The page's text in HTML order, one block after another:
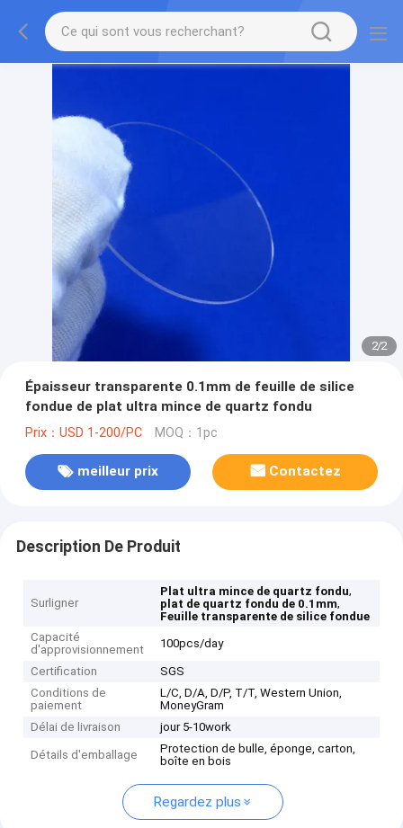
2/2
Épaisseur transparente 0.1mm de feuille de silice
fondue de plat ultra mince de quartz fondu
Prix：USD 1-200/PC MOQ：1pc
meilleur prix Contactez
Description De Produit
Surligner
Plat ultra mince de quartz fondu,
plat de quartz fondu de 0.1mm,
Feuille transparente de silice fondue
Capacité
d'approvisionnement
100pcs/day
Certification
SGS
Conditions de
paiement
L/C, D/A, D/P, T/T, Western Union,
MoneyGram
Délai de livraison
jour 5-10work
Détails d'emballage
Protection de bulle, éponge, carton,
boîte en bois
Regardez plus